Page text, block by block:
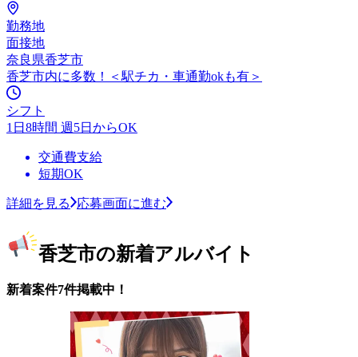
勤務地
面接地
奈良県香芝市
香芝市内に多数！＜駅チカ・車通勤okも有＞
シフト
1日8時間 週5日からOK
交通費支給
短期OK
詳細を見る 応募画面に進む
香芝市の新着アルバイト
新着案件7件掲載中！